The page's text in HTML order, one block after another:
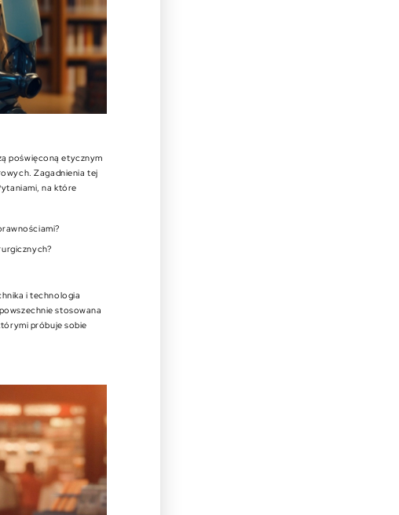
poświęconą etycznym
Zagadnienia tej
na które
i technologia
stosowana
próbuje sobie